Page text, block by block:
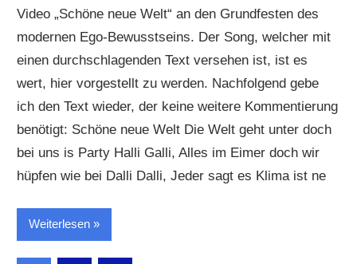
Video „Schöne neue Welt“ an den Grundfesten des
modernen Ego-Bewusstseins. Der Song, welcher mit
einen durchschlagenden Text versehen ist, ist es
wert, hier vorgestellt zu werden. Nachfolgend gebe
ich den Text wieder, der keine weitere Kommentierung
benötigt: Schöne neue Welt Die Welt geht unter doch
bei uns is Party Halli Galli, Alles im Eimer doch wir
hüpfen wie bei Dalli Dalli, Jeder sagt es Klima ist ne
Weiterlesen